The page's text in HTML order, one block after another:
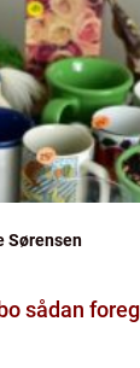
Sørensen
tryg